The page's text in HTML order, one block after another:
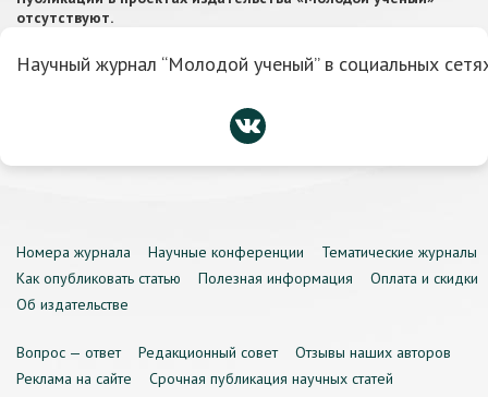
отсутствуют.
Научный журнал “Молодой ученый” в социальных
Номера журнала Научные конференции
Тематические журналы
Как опубликовать статью
Полезная информация
Оплата и скидки
Об издательстве
Вопрос — ответ Редакционный совет
Отзывы наших авторов
Реклама на сайте
Срочная публикация научных статей